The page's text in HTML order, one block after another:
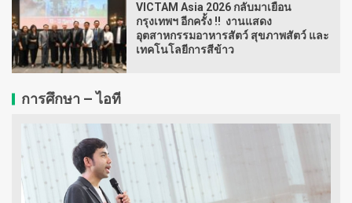
VICTAM Asia 2026 กลับมาเยือน
กรุงเทพฯ อีกครั้ง !! งานแสดง
อุตสาหกรรมอาหารสัตว์ สุขภาพสัตว์ และ
เทคโนโลยีการสีข้าว
การศึกษา – ไอที